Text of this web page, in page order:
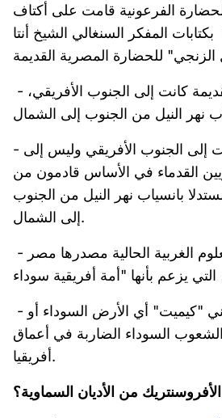
الفرعونية قامت على أكتاف
المفكر السنغالي الشيخ أنتا
- يزعم أن الهجرات القديمة كانت إلى الجنوب الأفريقي،
- الهجرات القديمة كانت إلى الجنوب الأفريقي وليس إلى
القدماء في الأساس قادمون من
بانسياب نهر النيل من الجنوب
إلى الشمال.
- يعتقد أن كل العلوم الغربية الحالية مصدرها مصر
- مصر القديمة تعني "كيميت" أي الأرض السوداء أو
السوداء الضاربة في أعماق
أفريقيا.
من الأديان السماوية؟